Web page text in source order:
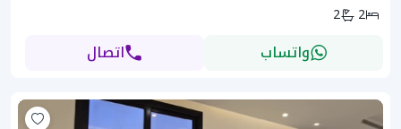
2
2
واتساب اتصال